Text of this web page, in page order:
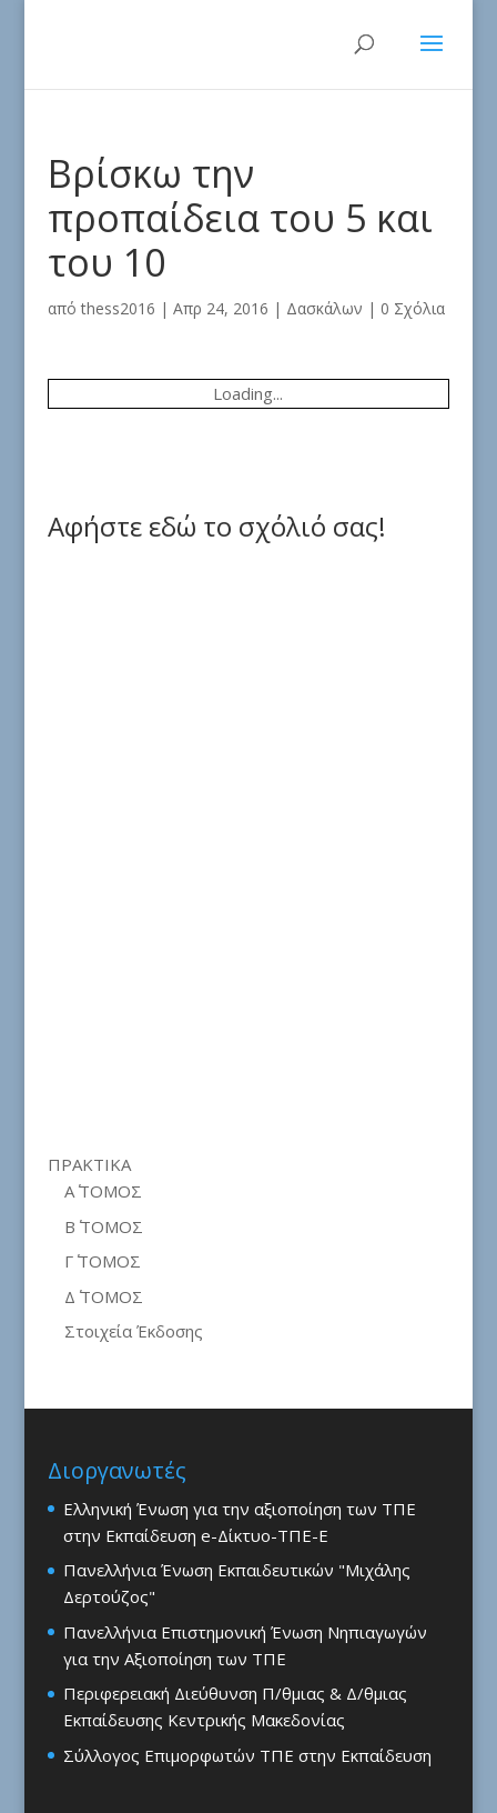
Βρίσκω την
προπαίδεια του 5 και
του 10
απόthess2016 | Απρ 24, 2016 | Δασκάλων | 0 Σχόλια
Loading...
Αφήστε εδώ το σχόλιό σας!
ΠΡΑΚΤΙΚΑ
Α΄ ΤΟΜΟΣ
Β΄ ΤΟΜΟΣ
Γ΄ ΤΟΜΟΣ
Δ΄ ΤΟΜΟΣ
Στοιχεία Έκδοσης
Διοργανωτές
Ελληνική Ένωση για την αξιοποίηση των ΤΠΕ
στην Εκπαίδευση e-Δίκτυο-ΤΠΕ-Ε
Πανελλήνια Ένωση Εκπαιδευτικών "Μιχάλης
Δερτούζος"
Πανελλήνια Επιστημονική Ένωση Νηπιαγωγών
για την Αξιοποίηση των ΤΠΕ
Περιφερειακή Διεύθυνση Π/θμιας & Δ/θμιας
Εκπαίδευσης Κεντρικής Μακεδονίας
Σύλλογος Επιμορφωτών ΤΠΕ στην Εκπαίδευση